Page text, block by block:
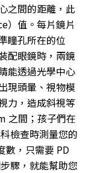
之間的距離，此
）值。每片鏡片
瞳孔所在的位
配眼鏡時，兩鏡
能透過光學中心
現頭暈、視物模
力，造成斜視等
之間；孩子們在
檢查時測量您的
數，只需要 PD
驟，就能幫助您